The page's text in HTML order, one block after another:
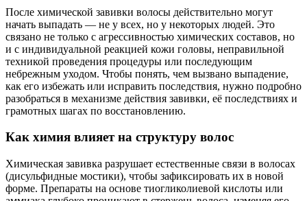
После химической завивки волосы действительно могут
начать выпадать — не у всех, но у некоторых людей. Это
связано не только с агрессивностью химических составов, но
и с индивидуальной реакцией кожи головы, неправильной
техникой проведения процедуры или последующим
небрежным уходом. Чтобы понять, чем вызвано выпадение,
как его избежать или исправить последствия, нужно подробно
разобраться в механизме действия завивки, её последствиях и
грамотных шагах по восстановлению.
Как химия влияет на структуру волос
Химическая завивка разрушает естественные связи в волосах
(дисульфидные мостики), чтобы зафиксировать их в новой
форме. Препараты на основе тиогликолиевой кислоты или